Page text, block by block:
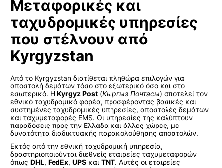
Μεταφορικές και
ταχυδρομικές υπηρεσίες
που στέλνουν από
Kyrgyzstan
Από το Kyrgyzstan διατίθεται πληθώρα επιλογών για
αποστολή δεμάτων τόσο στο εξωτερικό όσο και στο
εσωτερικό. Η Kyrgyz Post (Кыргыз Почтасы) αποτελεί τον
εθνικό ταχυδρομικό φορέα, προσφέροντας βασικές και
συστημένες ταχυδρομικές υπηρεσίες, αποστολές δεμάτων
και ταχυμεταφορές EMS. Οι υπηρεσίες της καλύπτουν
παραδόσεις προς την Ελλάδα και άλλες χώρες, με
δυνατότητα διαδικτυακής παρακολούθησης αποστολών.
Εκτός από την εθνική ταχυδρομική υπηρεσία,
δραστηριοποιούνται διεθνείς εταιρείες ταχυμεταφορών
όπως DHL, FedEx, UPS και TNT. Αυτές οι εταιρείες